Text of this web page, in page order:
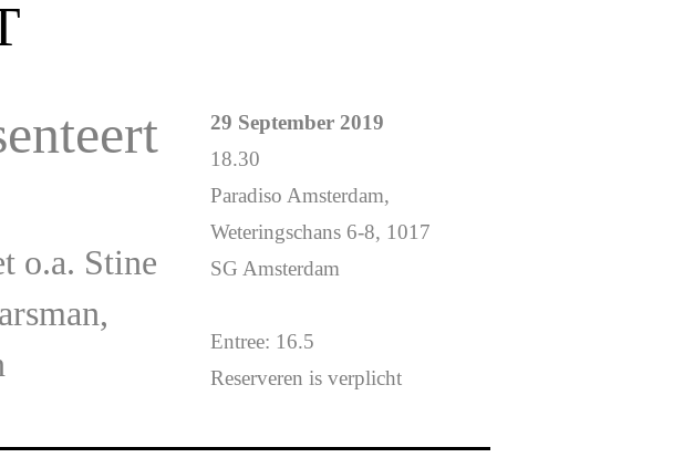
o.a. Stine
29 September 2019
18.30
Paradiso Amsterdam,
Weteringschans 6-8, 1017
SG Amsterdam
Entree: 16.5
Reserveren is verplicht